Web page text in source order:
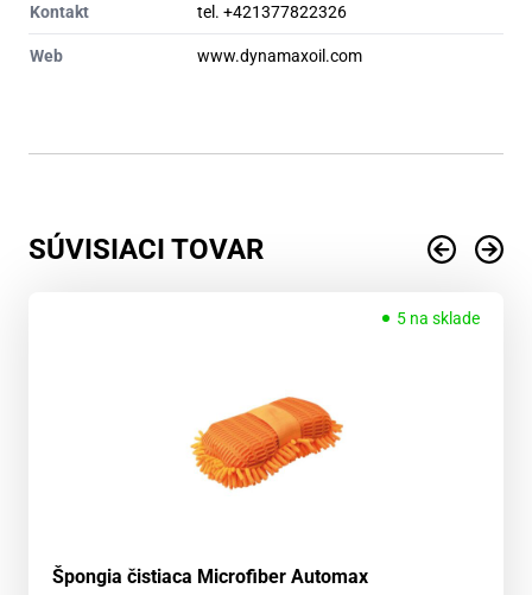
Kontakt tel. +421377822326
Web www.dynamaxoil.com
SÚVISIACI TOVAR
5 na sklade
Špongia čistiaca Microfiber Automax